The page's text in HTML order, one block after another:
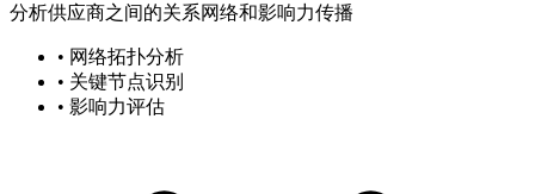
分析供应商之间的关系网络和影响力传播
• 网络拓扑分析
• 关键节点识别
• 影响力评估